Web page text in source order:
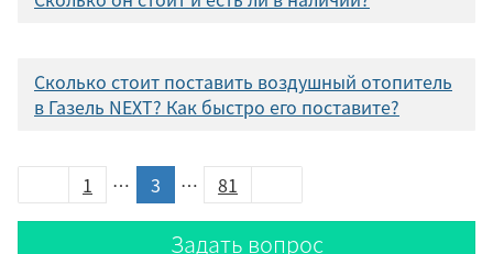
Сколько стоит поставить воздушный отопитель
в Газель NEXT? Как быстро его поставите?
1 … 3 … 81
Задать вопрос